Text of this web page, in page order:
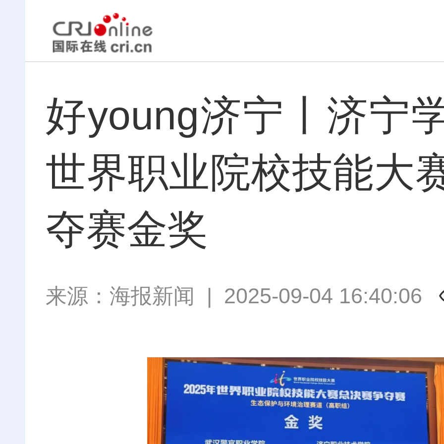
好young济宁丨济宁
世界职业院校技能大
夺赛金奖
来源： 海报新闻 | 2025-09-04 16:40:06